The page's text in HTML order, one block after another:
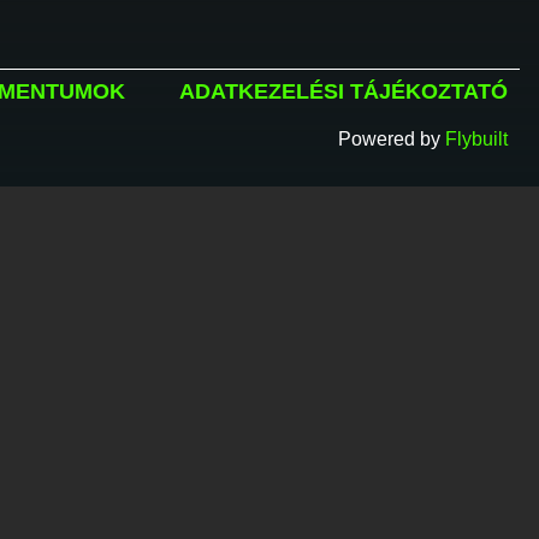
ADATKEZELÉSI TÁJÉKOZTATÓ
Powered by Flybuilt